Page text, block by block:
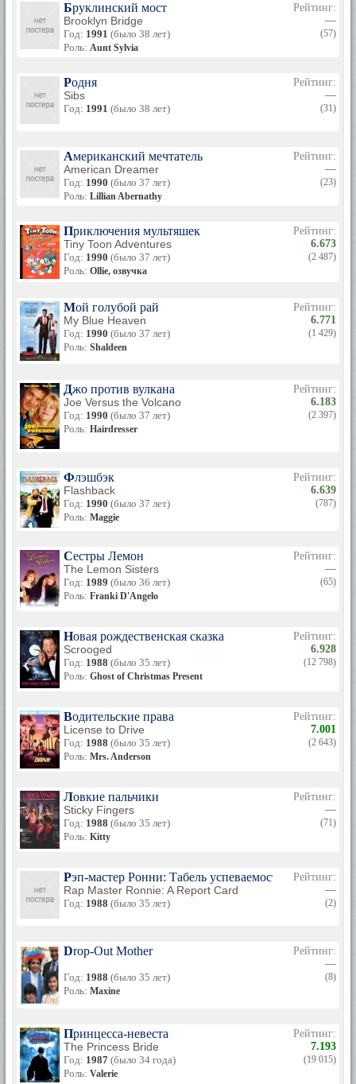
Бруклинский мост
Brooklyn Bridge
Год: 1991 (было 38 лет)
Роль: Aunt Sylvia
Рейтинг:
—
(57)
Родня
Sibs
Год: 1991 (было 38 лет)
Рейтинг:
—
(31)
Американский мечтатель
American Dreamer
Год: 1990 (было 37 лет)
Роль: Lillian Abernathy
Рейтинг:
—
(23)
Приключения мультяшек
Tiny Toon Adventures
Год: 1990 (было 37 лет)
Роль: Ollie, озвучка
Рейтинг:
6.673
(2 487)
Мой голубой рай
My Blue Heaven
Год: 1990 (было 37 лет)
Роль: Shaldeen
Рейтинг:
6.771
(1 429)
Джо против вулкана
Joe Versus the Volcano
Год: 1990 (было 37 лет)
Роль: Hairdresser
Рейтинг:
6.183
(2 397)
Флэшбэк
Flashback
Год: 1990 (было 37 лет)
Роль: Maggie
Рейтинг:
6.639
(787)
Сестры Лемон
The Lemon Sisters
Год: 1989 (было 36 лет)
Роль: Franki D'Angelo
Рейтинг:
—
(65)
Новая рождественская сказка
Scrooged
Год: 1988 (было 35 лет)
Роль: Ghost of Christmas Present
Рейтинг:
6.928
(12 798)
Водительские права
License to Drive
Год: 1988 (было 35 лет)
Роль: Mrs. Anderson
Рейтинг:
7.001
(2 643)
Ловкие пальчики
Sticky Fingers
Год: 1988 (было 35 лет)
Роль: Kitty
Рейтинг:
—
(71)
Рэп-мастер Ронни: Табель успеваемости
Rap Master Ronnie: A Report Card
Год: 1988 (было 35 лет)
Рейтинг:
—
(2)
Drop-Out Mother
Год: 1988 (было 35 лет)
Роль: Maxine
Рейтинг:
—
(8)
Принцесса-невеста
The Princess Bride
Год: 1987 (было 34 года)
Роль: Valerie
Рейтинг:
7.193
(19 015)